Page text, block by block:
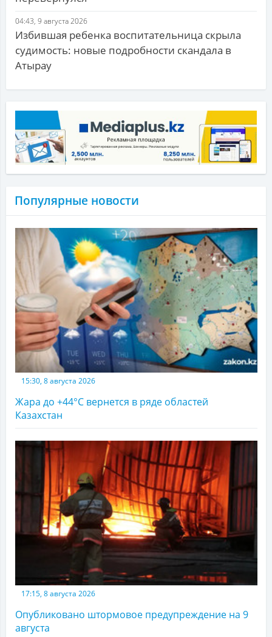
04:43, 9 августа 2026
Избившая ребенка воспитательница скрыла
судимость: новые подробности скандала в
Атырау
Популярные новости
15:30, 8 августа 2026
Жара до +44°С вернется в ряде областей
Казахстан
17:15, 8 августа 2026
Опубликовано штормовое предупреждение на 9
августа